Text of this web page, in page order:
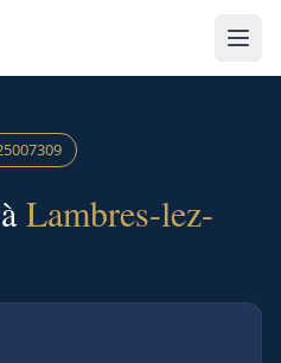
Lambres-lez-